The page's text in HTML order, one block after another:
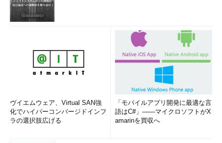
ヴイエムウェア、Virtual SAN強
化でハイパーコンバージドインフ
ラの選択肢広げる
「モバイルアプリ開発に最適な言
語はC#」――マイクロソフトがX
amarinを買収へ